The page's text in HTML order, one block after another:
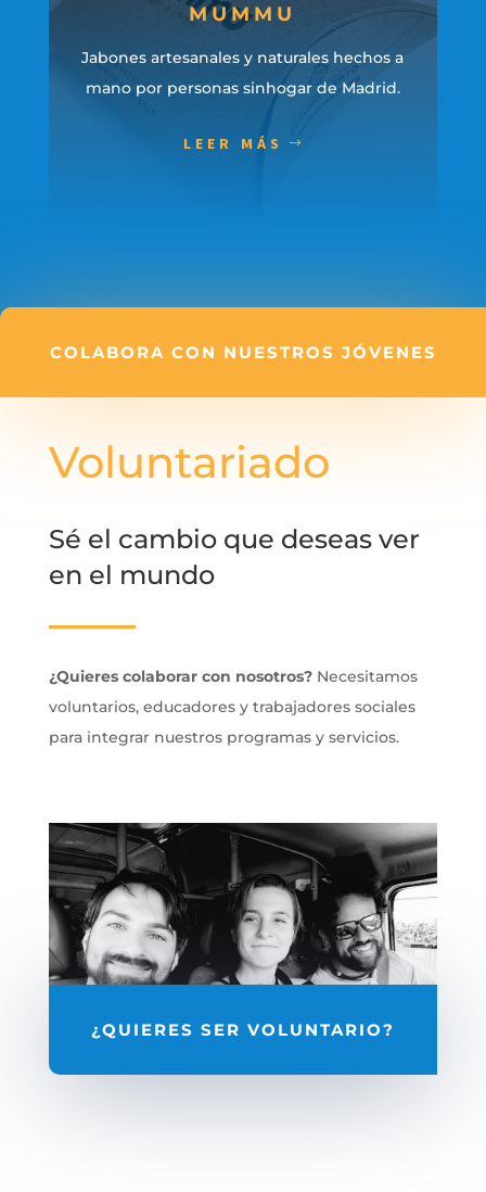
MUMMU
Jabones artesanales y naturales hechos a
mano por personas sinhogar de Madrid.
LEER MÁS
COLABORA CON NUESTROS JÓVENES
Voluntariado
Sé el cambio que deseas ver
en el mundo
¿Quieres colaborar con nosotros?Necesitamos
voluntarios, educadores y trabajadores sociales
para integrar nuestros programas y servicios.
¿QUIERES SER VOLUNTARIO?